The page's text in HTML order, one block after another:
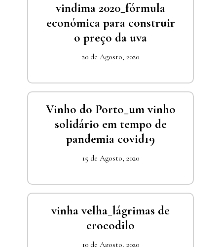
vindima 2020_fórmula
económica para construir
o preço da uva
20 de Agosto, 2020
Vinho do Porto_um vinho
solidário em tempo de
pandemia covid19
15 de Agosto, 2020
vinha velha_lágrimas de
crocodilo
10 de Agosto, 2020